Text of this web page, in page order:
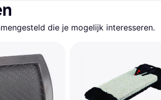
die je mogelijk interesseren.